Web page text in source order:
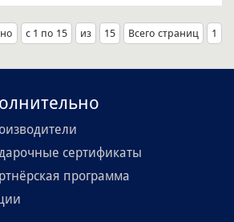
с 1 по 15 из 15 Всего страниц 1
сертификаты
программа